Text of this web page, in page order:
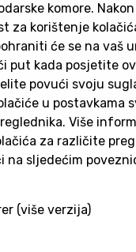
komore.
za korištenje
će se na vaš
put kada posjetite
povući svoju
u postavkama
Više
za različite
na sljedećim
(više verzija)